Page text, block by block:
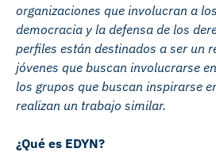
organizaciones que involucran a
democracia y la defensa de los
perfiles están destinados a ser un
jóvenes que buscan involucrarse
los grupos que buscan inspirarse
realizan un trabajo similar.
¿Qué es EDYN?